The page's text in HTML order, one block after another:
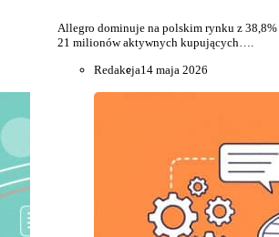
Allegro dominuje na polskim rynku z 38,8%
21 milionów aktywnych kupujących….
Redakcja14 maja 2026